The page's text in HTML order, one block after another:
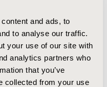
and ads, to
to analyse our traffic.
your use of our site with
analytics partners who
that you’ve
collected from your use
frecuentes fueron
(3,94%); las patologías
(10,5 días) y
patologías más
respiratorias
($9.364.335/evento) y
por evento).